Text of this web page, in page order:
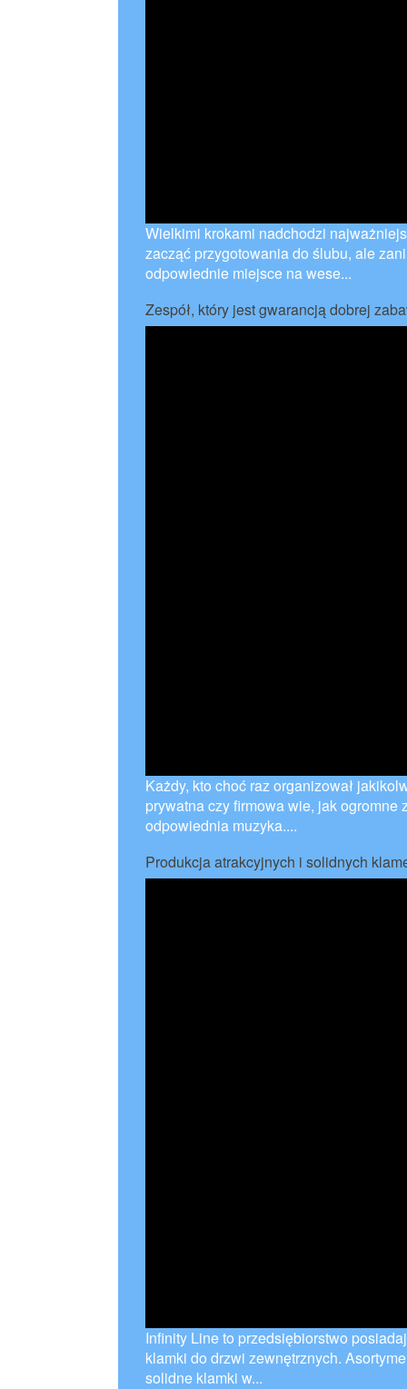
Wielkimi krokami nadchodzi
zacząć przygotowania do ślubu, ale
odpowiednie miejsce na wese...
Zespół, który jest gwarancją dobrej
Każdy, kto choć raz organizował
prywatna czy firmowa wie, jak
odpowiednia muzyka....
Produkcja atrakcyjnych i solidnych
Infinity Line to przedsiębiorstwo
klamki do drzwi zewnętrznych.
solidne klamki w...